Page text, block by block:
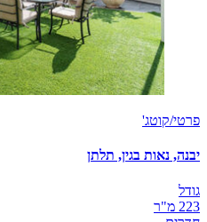
פרטי/קוטג'
יבנה, נאות בגין, תלתן
גודל
223 מ"ר